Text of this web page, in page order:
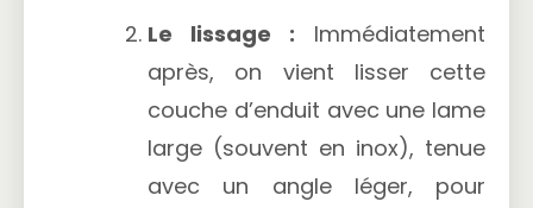
Le lissage : Immédiatement
après, on vient lisser cette
couche d’enduit avec une lame
large (souvent en inox), tenue
avec un angle léger, pour